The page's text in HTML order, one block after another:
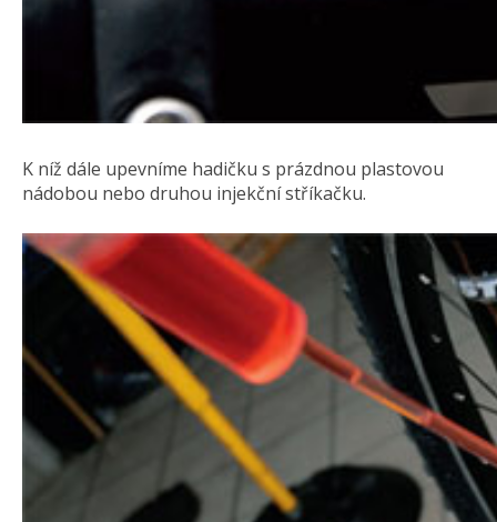
K níž dále upevníme hadičku s prázdnou plastovou
nádobou nebo druhou injekční stříkačku.